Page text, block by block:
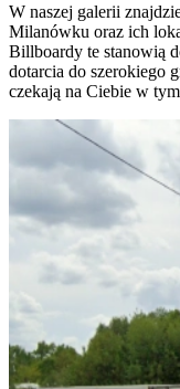
W naszej galerii
Milanówku oraz ich
Billboardy te stanowią
dotarcia do szerokiego
czekają na Ciebie w